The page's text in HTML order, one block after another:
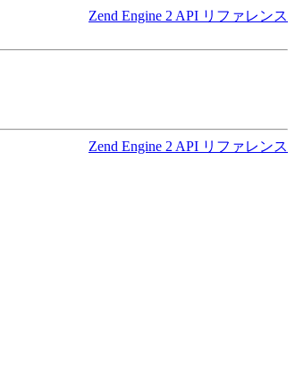
Zend Engine 2 API リファレンス
Zend Engine 2 API リファレンス